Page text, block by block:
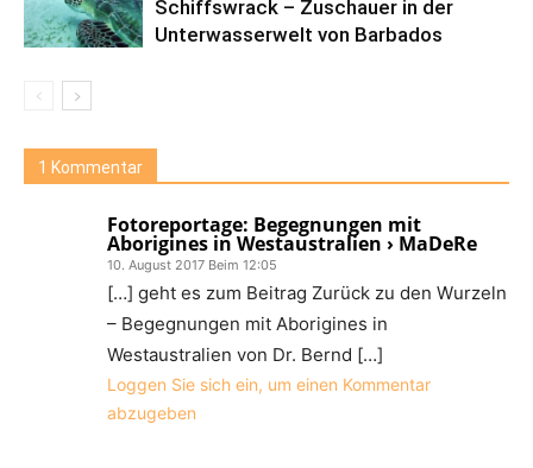
Schiffswrack – Zuschauer in der
Unterwasserwelt von Barbados
1 Kommentar
Fotoreportage: Begegnungen mit
Aborigines in Westaustralien › MaDeRe
10. August 2017 Beim 12:05
[…] geht es zum Beitrag Zurück zu den Wurzeln
– Begegnungen mit Aborigines in
Westaustralien von Dr. Bernd […]
Loggen Sie sich ein, um einen Kommentar
abzugeben